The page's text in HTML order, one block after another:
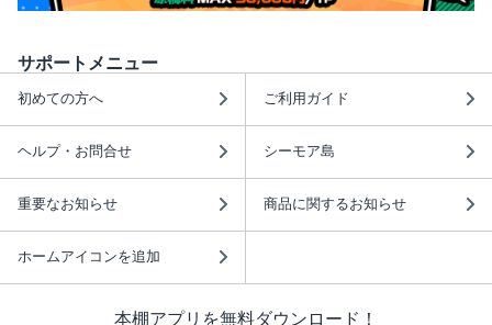
サポートメニュー
初めての方へ ご利用ガイド
ヘルプ・お問合せ シーモア島
重要なお知らせ 商品に関するお知らせ
ホームアイコンを追加
本棚アプリを無料ダウンロード！